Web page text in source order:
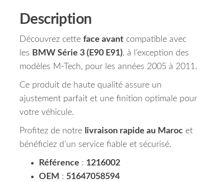
Description
Découvrez cette face avant compatible avec
les BMW Série 3 (E90 E91), à l’exception des
modèles M-Tech, pour les années 2005 à 2011.
Ce produit de haute qualité assure un
ajustement parfait et une finition optimale pour
votre véhicule.
Profitez de notre livraison rapide au Maroc et
bénéficiez d’un service fiable et sécurisé.
Référence : 1216002
OEM : 51647058594